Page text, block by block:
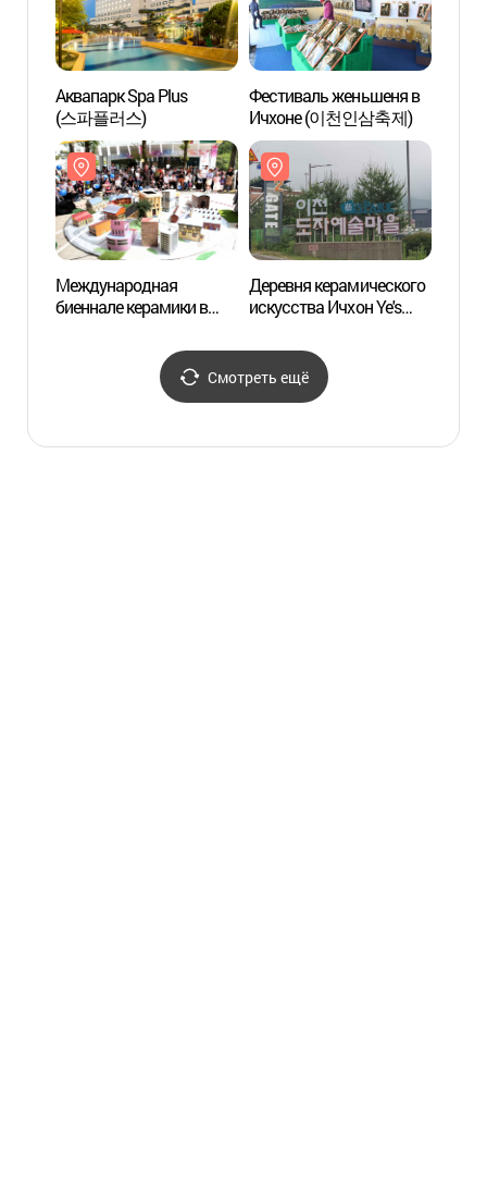
Аквапарк Spa Plus
(스파플러스)
Фестиваль женьшеня в
Ичхоне (이천인삼축제)
Международная
биеннале керамики в
(경기세계도자비엔날레)
Деревня керамического
искусства Ичхон Ye's
(이천 예스파크))
Смотреть ещё